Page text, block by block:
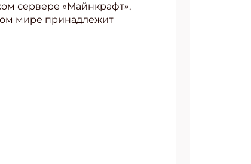
сервере «Майнкрафт»,
мире принадлежит